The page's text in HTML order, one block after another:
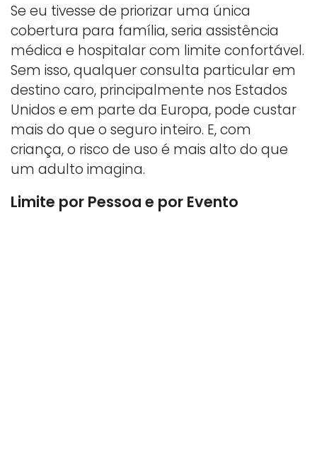
Se eu tivesse de priorizar uma única
cobertura para família, seria assistência
médica e hospitalar com limite confortável.
Sem isso, qualquer consulta particular em
destino caro, principalmente nos Estados
Unidos e em parte da Europa, pode custar
mais do que o seguro inteiro. E, com
criança, o risco de uso é mais alto do que
um adulto imagina.
Limite por Pessoa e por Evento